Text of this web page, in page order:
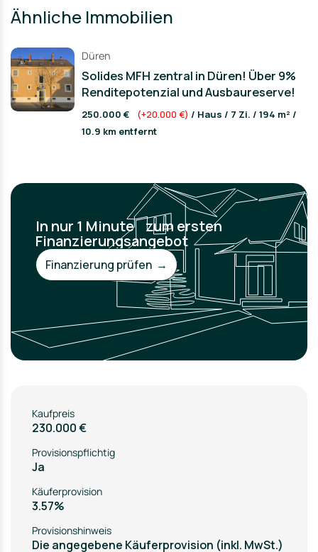
Ähnliche Immobilien
Düren
Solides MFH zentral in Düren! Über 9%
Renditepotenzial und Ausbaureserve!
250.000 € (+20.000 €) / Haus / 7 Zi. / 194 m² /
10.9 km entfernt
In nur 1 Minute zum ersten
Finanzierungsangebot
Finanzierung prüfen →
Kaufpreis
230.000 €
Provisionspflichtig
Ja
Käuferprovision
3.57%
Provisionshinweis
Die angegebene Käuferprovision (inkl. MwSt.)